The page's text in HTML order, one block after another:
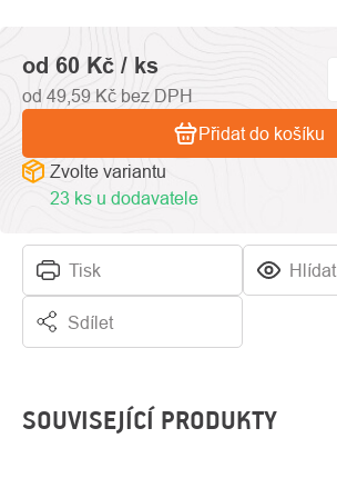
Tisk Hlídat
Sdílet
od 60 Kč / ks
od 49,59 Kč bez DPH
Zvolte variantu
23 ks u dodavatele
Přidat do košíku
SOUVISEJÍCÍ PRODUKTY